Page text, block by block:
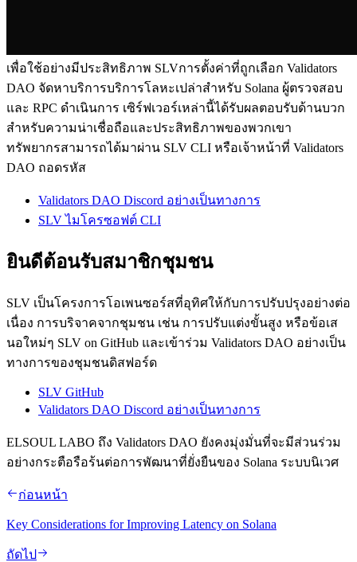
เพื่อใช้อย่างมีประสิทธิภาพ SLVการตั้งค่าที่ถูกเลือก Validators
DAO จัดหาบริการบริการโลหะเปล่าสําหรับ Solana ผู้ตรวจสอบ
และ RPC ดําเนินการ เซิร์ฟเวอร์เหล่านี้ได้รับผลตอบรับด้านบวก
สําหรับความน่าเชื่อถือและประสิทธิภาพของพวกเขา
ทรัพยากรสามารถได้มาผ่าน SLV CLI หรือเจ้าหน้าที่ Validators
DAO ถอดรหัส
Validators DAO Discord อย่างเป็นทางการ
SLV ไมโครซอฟต์ CLI
ยินดีต้อนรับสมาชิกชุมชน
SLV เป็นโครงการโอเพนซอร์สที่อุทิศให้กับการปรับปรุงอย่างต่อ
เนื่อง การบริจาคจากชุมชน เช่น การปรับแต่งขั้นสูง หรือข้อเส
นอใหม่ๆ SLV on GitHub และเข้าร่วม Validators DAO อย่างเป็น
ทางการของชุมชนดิสฟอร์ด
SLV GitHub
Validators DAO Discord อย่างเป็นทางการ
ELSOUL LABO ถึง Validators DAO ยังคงมุ่งมั่นที่จะมีส่วนร่วม
อย่างกระตือรือร้นต่อการพัฒนาที่ยั่งยืนของ Solana ระบบนิเวศ
ก่อนหน้า
Key Considerations for Improving Latency on Solana
ถัดไป